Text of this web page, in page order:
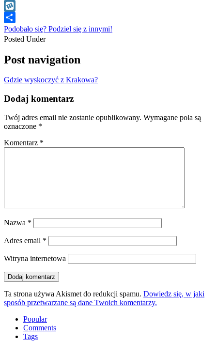
WhatsApp
Wykop
Podobało się? Podziel się z innymi!
Posted Under
Post navigation
Gdzie wyskoczyć z Krakowa?
Dodaj komentarz
Twój adres email nie zostanie opublikowany. Wymagane pola są
oznaczone *
Komentarz *
Nazwa *
Adres email *
Witryna internetowa
Ta strona używa Akismet do redukcji spamu. Dowiedz się, w jaki
sposób przetwarzane są dane Twoich komentarzy.
Popular
Comments
Tags